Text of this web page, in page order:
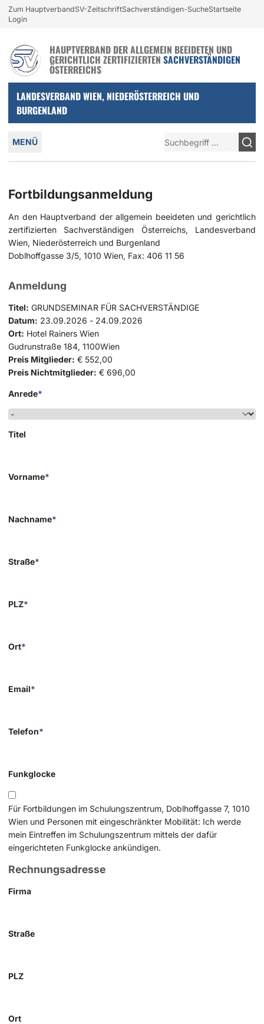
Zur Navigation springen
Zum Inhalt springen
Login und nützliche Links
Zum HauptverbandSV-ZeitschriftSachverständigen-SucheStartseite
Login
HAUPTVERBAND DER ALLGEMEIN BEEIDETEN UND
GERICHTLICH ZERTIFIZIERTEN SACHVERSTÄNDIGEN
ÖSTERREICHS
LANDESVERBAND WIEN, NIEDERÖSTERREICH UND
BURGENLAND
Hauptmenü
MENÜ
Fortbildungsanmeldung
An den Hauptverband der allgemein beeideten und gerichtlich
zertifizierten Sachverständigen Österreichs, Landesverband
Wien, Niederösterreich und Burgenland
Doblhoffgasse 3/5, 1010 Wien, Fax: 406 11 56
Anmeldung
Titel: GRUNDSEMINAR FÜR SACHVERSTÄNDIGE
Datum: 23.09.2026 - 24.09.2026
Ort: Hotel Rainers Wien
Gudrunstraße 184, 1100Wien
Preis Mitglieder: € 552,00
Preis Nichtmitglieder: € 696,00
Anrede*
Titel
Vorname*
Nachname*
Straße*
PLZ*
Ort*
Email*
Telefon*
Funkglocke
Für Fortbildungen im Schulungszentrum, Doblhoffgasse 7, 1010
Wien und Personen mit eingeschränkter Mobilität: Ich werde
mein Eintreffen im Schulungszentrum mittels der dafür
eingerichteten Funkglocke ankündigen.
Rechnungsadresse
Firma
Straße
PLZ
Ort